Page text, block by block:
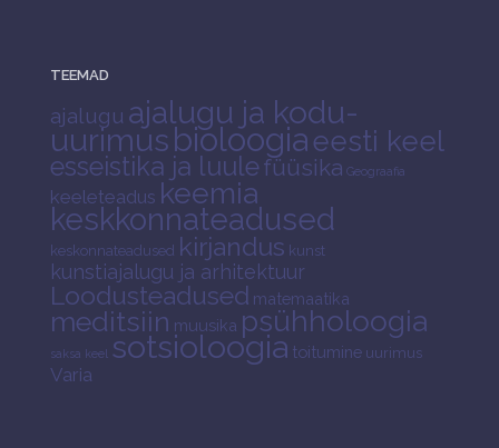
TEEMAD
ajalugu ajalugu ja kodu-
uurimusbioloogia eesti keel
esseistika ja luulefüüsika Geograafia
keeleteadus keemia
keskkonnateadused
keskonnateadused kirjandus kunst
kunstiajalugu ja arhitektuur
Loodusteadused matemaatika
meditsiin muusika psühholoogia
saksa keel sotsioloogia toitumine uurimus
Varia